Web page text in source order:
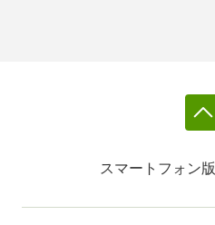
スマートフォン版